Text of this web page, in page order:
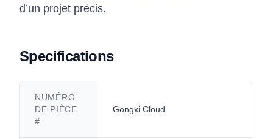
d’un projet précis.
Specifications
NUMÉRO
DE PIÈCE
#
Gongxi Cloud